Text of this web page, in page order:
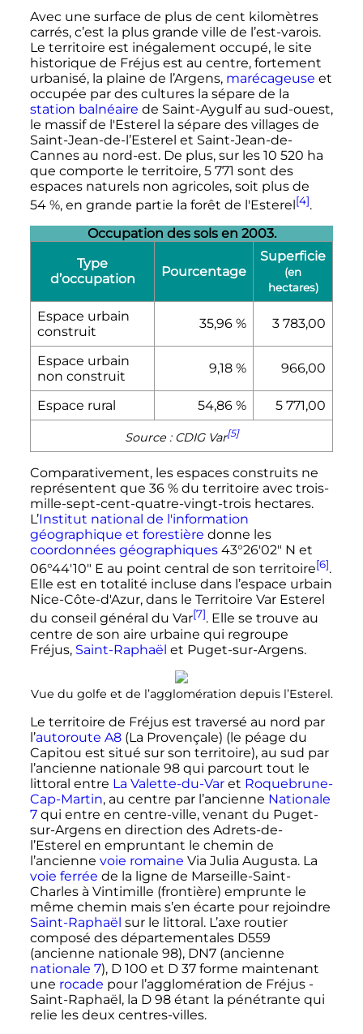
Avec une surface de plus de cent kilomètres
carrés, c’est la plus grande ville de l’est-varois.
Le territoire est inégalement occupé, le site
historique de Fréjus est au centre, fortement
urbanisé, la plaine de l’Argens, marécageuse et
occupée par des cultures la sépare de la
station balnéaire de Saint-Aygulf au sud-ouest,
le massif de l'Esterel la sépare des villages de
Saint-Jean-de-l’Esterel et Saint-Jean-de-
Cannes au nord-est. De plus, sur les 10 520 ha
que comporte le territoire, 5 771 sont des
espaces naturels non agricoles, soit plus de
54 %, en grande partie la forêt de l'Esterel[4].
Occupation des sols en 2003.
Type
d’occupation
Pourcentage
Superficie
(en
hectares)
Espace urbain
construit
35,96 % 3 783,00
Espace urbain
non construit
9,18 % 966,00
Espace rural 54,86 % 5 771,00
Source : CDIG Var[5]
Comparativement, les espaces construits ne
représentent que 36 % du territoire avec trois-
mille-sept-cent-quatre-vingt-trois hectares.
L’Institut national de l'information
géographique et forestière donne les
coordonnées géographiques43°26'02" N et
06°44'10" E au point central de son territoire[6].
Elle est en totalité incluse dans l’espace urbain
Nice-Côte-d'Azur, dans le Territoire Var Esterel
du conseil général du Var[7]. Elle se trouve au
centre de son aire urbaine qui regroupe
Fréjus, Saint-Raphaël et Puget-sur-Argens.
Vue du golfe et de l’agglomération depuis l’Esterel.
Le territoire de Fréjus est traversé au nord par
l’autoroute A8(La Provençale) (le péage du
Capitou est situé sur son territoire), au sud par
l’ancienne nationale 98 qui parcourt tout le
littoral entre La Valette-du-Varet Roquebrune-
Cap-Martin, au centre par l’ancienne Nationale
7qui entre en centre-ville, venant du Puget-
sur-Argens en direction des Adrets-de-
l’Esterel en empruntant le chemin de
l’ancienne voie romaine Via Julia Augusta. La
voie ferrée de la ligne de Marseille-Saint-
Charles à Vintimille (frontière) emprunte le
même chemin mais s’en écarte pour rejoindre
Saint-Raphaël sur le littoral. L’axe routier
composé des départementales D559
(ancienne nationale 98), DN7 (ancienne
nationale 7), D 100 et D 37 forme maintenant
une rocade pour l’agglomération de Fréjus -
Saint-Raphaël, la D 98 étant la pénétrante qui
relie les deux centres-villes.